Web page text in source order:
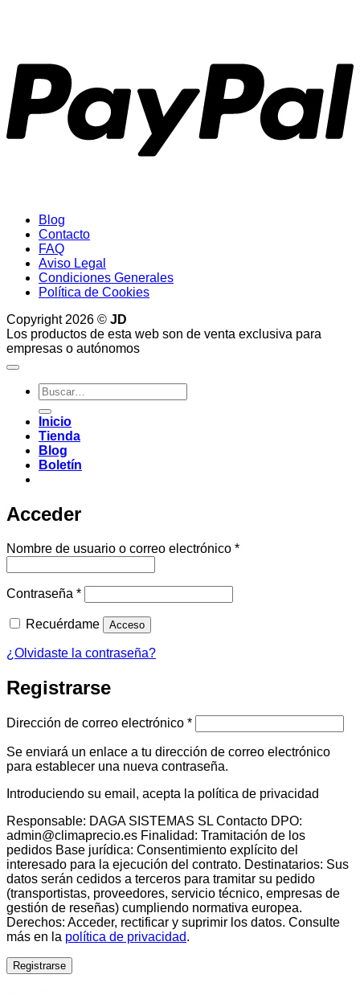
Blog
Contacto
FAQ
Aviso Legal
Condiciones Generales
Política de Cookies
Copyright 2026 © JD
Los productos de esta web son de venta exclusiva para
empresas o autónomos
Buscar
por:
Inicio
Tienda
Blog
Boletín
Acceder
Nombre de usuario o correo electrónico *Obligatorio
Contraseña *Obligatorio
Recuérdame Acceso
¿Olvidaste la contraseña?
Registrarse
Dirección de correo electrónico *Obligatorio
Se enviará un enlace a tu dirección de correo electrónico
para establecer una nueva contraseña.
Introduciendo su email, acepta la política de privacidad
Responsable: DAGA SISTEMAS SL Contacto DPO:
admin@climaprecio.es Finalidad: Tramitación de los
pedidos Base jurídica: Consentimiento explícito del
interesado para la ejecución del contrato. Destinatarios: Sus
datos serán cedidos a terceros para tramitar su pedido
(transportistas, proveedores, servicio técnico, empresas de
gestión de reseñas) cumpliendo normativa europea.
Derechos: Acceder, rectificar y suprimir los datos. Consulte
más en la política de privacidad.
Registrarse